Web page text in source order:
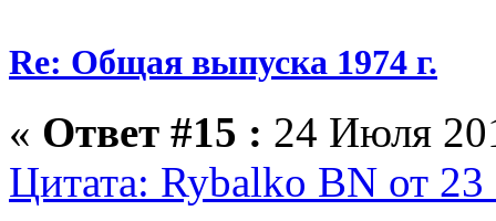
Re: Общая выпуска 1974 г.
« Ответ #15 : 24 Июля
Цитата: Rybalko BN от